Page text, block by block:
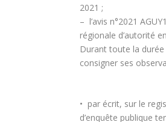
2021 ;
– l’avis n°2021
régionale d’autorité
Durant toute la durée
consigner ses
• par écrit, sur le
d’enquête publique